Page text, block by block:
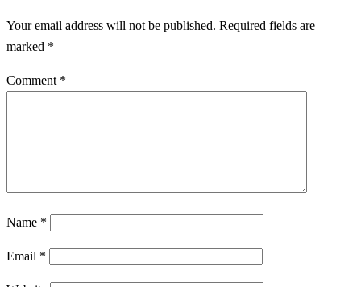
Your email address will not be published. Required fields are
marked *
Comment *
Name *
Email *